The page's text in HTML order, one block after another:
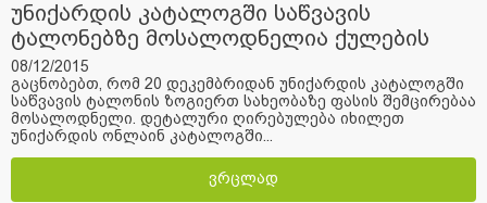
უნიქარდის კატალოგში საწვავის
ტალონებზე მოსალოდნელია ქულების
შემცირება
08/12/2015
გაცნობებთ, რომ 20 დეკემბრიდან უნიქარდის კატალოგში
საწვავის ტალონის ზოგიერთ სახეობაზე ფასის შემცირებაა
მოსალოდნელი. დეტალური ღირებულება იხილეთ
უნიქარდის ონლაინ კატალოგში...
ვრცლად